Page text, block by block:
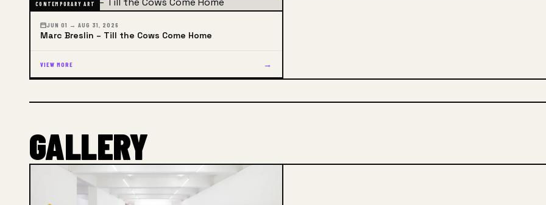
CONTEMPORARY ART
JUN 01 → AUG 31, 2026
Marc Breslin – Till the Cows Come Home
VIEW MORE →
GALLERY